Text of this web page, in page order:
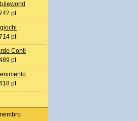
pt
pt
Conti
pt
pt